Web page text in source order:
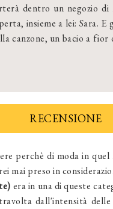
dentro un negozio
insieme a lei: Sara.
canzone, un bacio a
RECENSIONE
perchè di moda in
mai preso in
era in una di queste
dall'intensità